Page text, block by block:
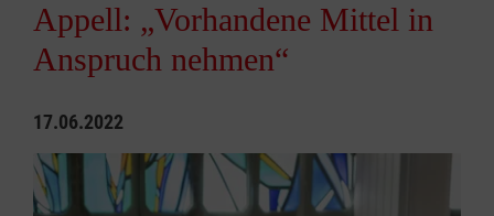
Appell: „Vorhandene Mittel in
Anspruch nehmen“
17.06.2022